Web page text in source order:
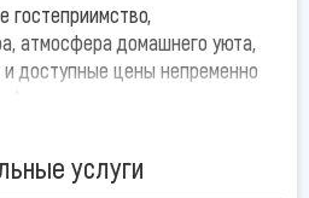
гостеприимство,
атмосфера домашнего уюта,
доступные цены непременно
нашем отеле, Вы будете
расположением. Наш
услуги